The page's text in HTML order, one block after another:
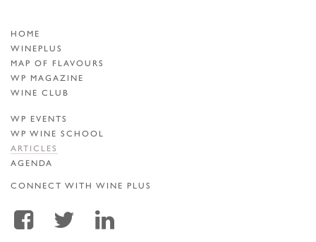
HOME
WINEPLUS
MAP OF FLAVOURS
WP MAGAZINE
WINE CLUB
WP EVENTS
WP WINE SCHOOL
ARTICLES
AGENDA
CONNECT WITH WINE PLUS